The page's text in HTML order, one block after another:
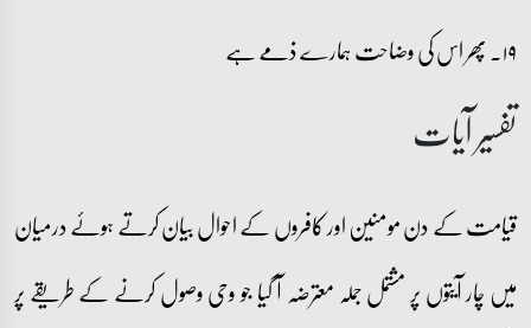
۱۹۔ پھر اس کی وضاحت ہمارے ذمے ہے
تفسیر آیات
قیامت کے دن مومنین اور کافروں کے احوال بیان کرتے ہوئے درمیان
میں چار آیتوں پر مشتمل جملہ معترضہ آ گیا جو وحی وصول کرنے کے طریقے پر